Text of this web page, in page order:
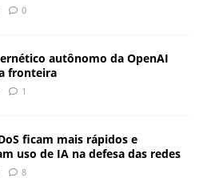
0
autônomo da OpenAI
fronteira
1
ficam mais rápidos e
uso de IA na defesa das redes
8